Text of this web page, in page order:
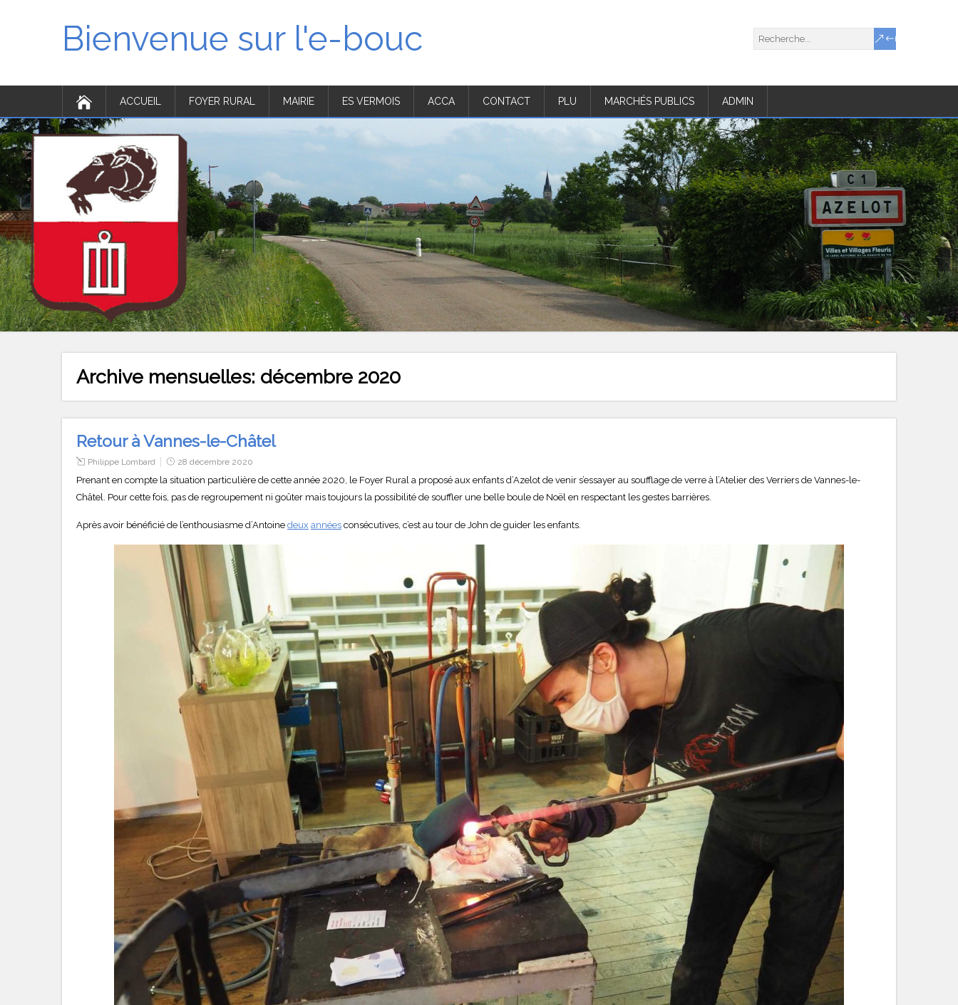
Bienvenue sur l'e-bouc
ACCUEIL FOYER RURAL MAIRIE ES VERMOIS ACCA CONTACT PLU MARCHÉS PUBLICS ADMIN
Archive mensuelles: décembre 2020
Retour à Vannes-le-Châtel
Philippe Lombard 28 décembre 2020
Prenant en compte la situation particulière de cette année 2020, le Foyer Rural a proposé aux enfants d’Azelot de venir s’essayer au soufflage de verre à l’Atelier des Verriers de Vannes-le-
Châtel. Pour cette fois, pas de regroupement ni goûter mais toujours la possibilité de souffler une belle boule de Noël en respectant les gestes barrières.
Après avoir bénéficié de l’enthousiasme d’Antoine deux années consécutives, c’est au tour de John de guider les enfants.